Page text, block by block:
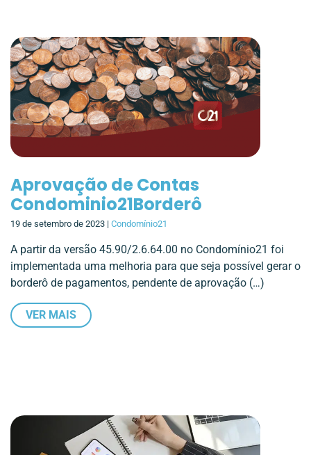
Aprovação de Contas
Condominio21Borderô
19 de setembro de 2023 | Condomínio21
A partir da versão 45.90/2.6.64.00 no Condomínio21 foi
implementada uma melhoria para que seja possível gerar o
borderô de pagamentos, pendente de aprovação (…)
VER MAIS